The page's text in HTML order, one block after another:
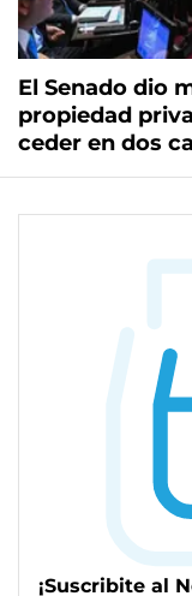
El Senado dio
propiedad
ceder en dos
¡Suscribite al